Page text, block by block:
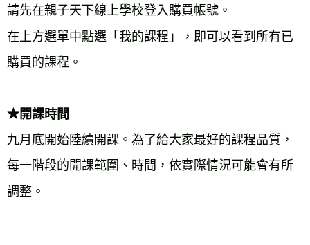
請先在親子天下線上學校登入購買帳號。
在上方選單中點選「我的課程」，即可以看到所有已
★開課時間
九月底開始陸續開課。為了給大家最好的課程品質，
每一階段的開課範圍、時間，依實際情況可能會有所
調整。